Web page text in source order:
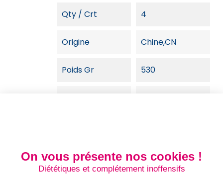
Qty / Crt 4
Origine Chine,CN
Poids Gr 530
Poids Colis 3
On vous présente nos cookies !
Diététiques et complétement inoffensifs